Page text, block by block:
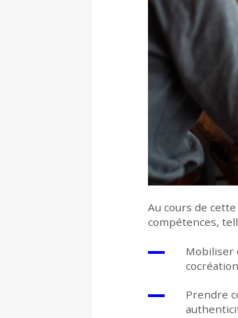
Au cours de
compétences,
Mobiliser
Prendre